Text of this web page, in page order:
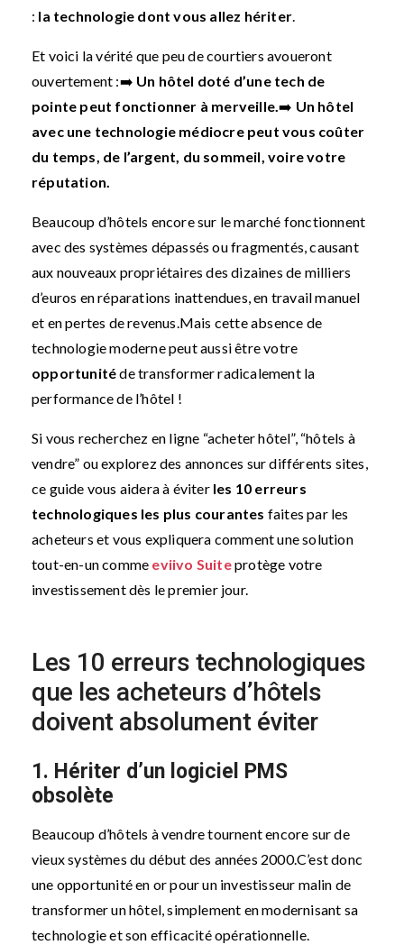
: la technologie dont vous allez hériter.
Et voici la vérité que peu de courtiers avoueront
ouvertement :➡️ Un hôtel doté d’une tech de
pointe peut fonctionner à merveille.➡️ Un hôtel
avec une technologie médiocre peut vous coûter
du temps, de l’argent, du sommeil, voire votre
réputation.
Beaucoup d’hôtels encore sur le marché fonctionnent
avec des systèmes dépassés ou fragmentés, causant
aux nouveaux propriétaires des dizaines de milliers
d’euros en réparations inattendues, en travail manuel
et en pertes de revenus.Mais cette absence de
technologie moderne peut aussi être votre
opportunitéde transformer radicalement la
performance de l’hôtel !
Si vous recherchez en ligne “acheter hôtel”, “hôtels à
vendre” ou explorez des annonces sur différents sites,
ce guide vous aidera à éviter les 10 erreurs
technologiques les plus courantes faites par les
acheteurs et vous expliquera comment une solution
tout-en-un comme eviivo Suiteprotège votre
investissement dès le premier jour.
Les 10 erreurs technologiques
que les acheteurs d’hôtels
doivent absolument éviter
1. Hériter d’un logiciel PMS
obsolète
Beaucoup d’hôtels à vendre tournent encore sur de
vieux systèmes du début des années 2000.C’est donc
une opportunité en or pour un investisseur malin de
transformer un hôtel, simplement en modernisant sa
technologie et son efficacité opérationnelle.